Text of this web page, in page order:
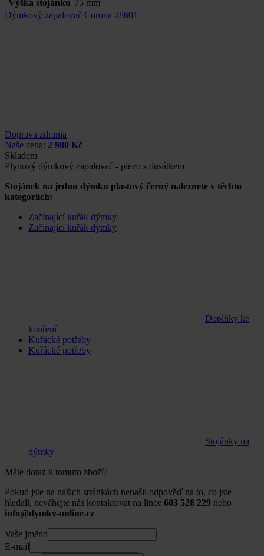
Výška stojánku 75 mm
Dýmkový zapalovač Corona 28601
Doprava zdrama
Naše cena: 2 980 Kč
Skladem
Plynový dýmkový zapalovač - piezo s dusátkem
Stojánek na jednu dýmku plastový černý naleznete v těchto
kategoriích:
Začínající kuřák dýmky
Začínající kuřák dýmky
Doplňky ke
kouření
Kuřácké potřeby
Kuřácké potřeby
Stojánky na
dýmky
Máte dotaz k tomuto zboží?
Pokud jste na našich stránkách nenašli odpověď na to, co jste
hledali, neváhejte nás kontaktovat na lince 603 528 229 nebo
info@dymky-online.cz
Vaše jméno
E-mail